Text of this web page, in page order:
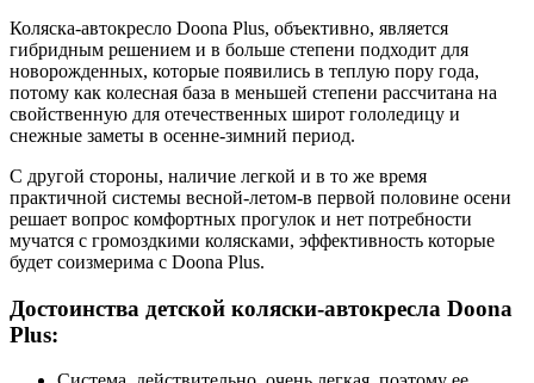
Коляска-автокресло Doona Plus, объективно, является
гибридным решением и в больше степени подходит для
новорожденных, которые появились в теплую пору года,
потому как колесная база в меньшей степени рассчитана на
свойственную для отечественных широт гололедицу и
снежные заметы в осенне-зимний период.
С другой стороны, наличие легкой и в то же время
практичной системы весной-летом-в первой половине осени
решает вопрос комфортных прогулок и нет потребности
мучатся с громоздкими колясками, эффективность которые
будет соизмерима с Doona Plus.
Достоинства детской коляски-автокресла Doona
Plus: